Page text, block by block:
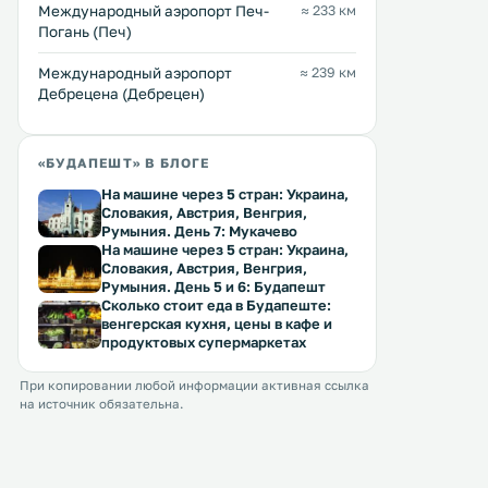
Международный аэропорт Печ-
Погань (Печ)
≈ 233 км
Международный аэропорт
Дебрецена (Дебрецен)
≈ 239 км
«БУДАПЕШТ» В БЛОГЕ
На машине через 5 стран: Украина,
Словакия, Австрия, Венгрия,
Румыния. День 7: Мукачево
На машине через 5 стран: Украина,
Словакия, Австрия, Венгрия,
Румыния. День 5 и 6: Будапешт
Сколько стоит еда в Будапеште:
венгерская кухня, цены в кафе и
продуктовых супермаркетах
При копировании любой информации активная ссылка
на источник обязательна.